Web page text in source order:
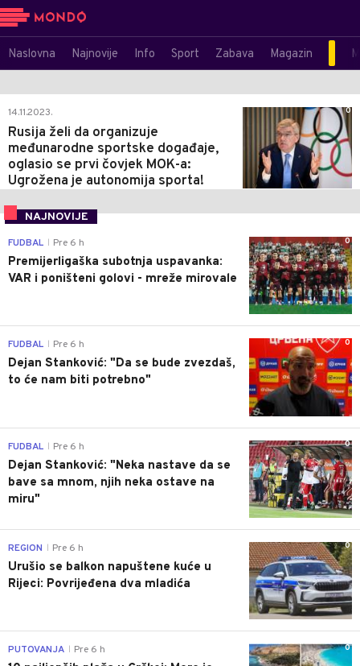
Naslovna Najnovije Info Sport Zabava Magazin
14.11.2023.
Rusija želi da organizuje
međunarodne sportske događaje,
oglasio se prvi čovjek MOK-a:
Ugrožena je autonomija sporta!
0
NAJNOVIJE
0
FUDBAL Pre 6 h
Premijerligaška subotnja uspavanka:
VAR i poništeni golovi - mreže mirovale
0
FUDBAL Pre 6 h
Dejan Stanković: "Da se bude zvezdaš,
to će nam biti potrebno"
0
FUDBAL Pre 6 h
Dejan Stanković: "Neka nastave da se
bave sa mnom, njih neka ostave na
miru"
0
REGION Pre 6 h
Urušio se balkon napuštene kuće u
Rijeci: Povrijeđena dva mladića
0
PUTOVANJA Pre 6 h